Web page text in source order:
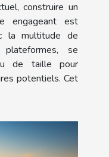
construire un
engageant est
la multitude de
plateformes, se
de taille pour
potentiels. Cet